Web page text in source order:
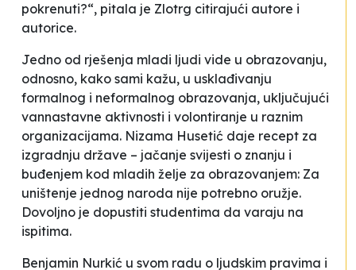
pokrenuti?“, pitala je Zlotrg citirajući autore i
autorice.
Jedno od rješenja mladi ljudi vide u obrazovanju,
odnosno, kako sami kažu, u usklađivanju
formalnog i neformalnog obrazovanja, uključujući
vannastavne aktivnosti i volontiranje u raznim
organizacijama. Nizama Husetić daje recept za
izgradnju države – jačanje svijesti o znanju i
buđenjem kod mladih želje za obrazovanjem: Za
uništenje jednog naroda nije potrebno oružje.
Dovoljno je dopustiti studentima da varaju na
ispitima.
Benjamin Nurkić u svom radu o ljudskim pravima i